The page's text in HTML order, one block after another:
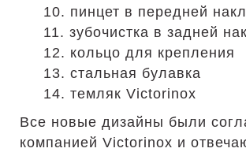
10. пинцет в передней
11. зубочистка в задней
12. кольцо для крепления
13. стальная булавка
14. темляк Victorinox
Все новые дизайны были
компанией Victorinox и